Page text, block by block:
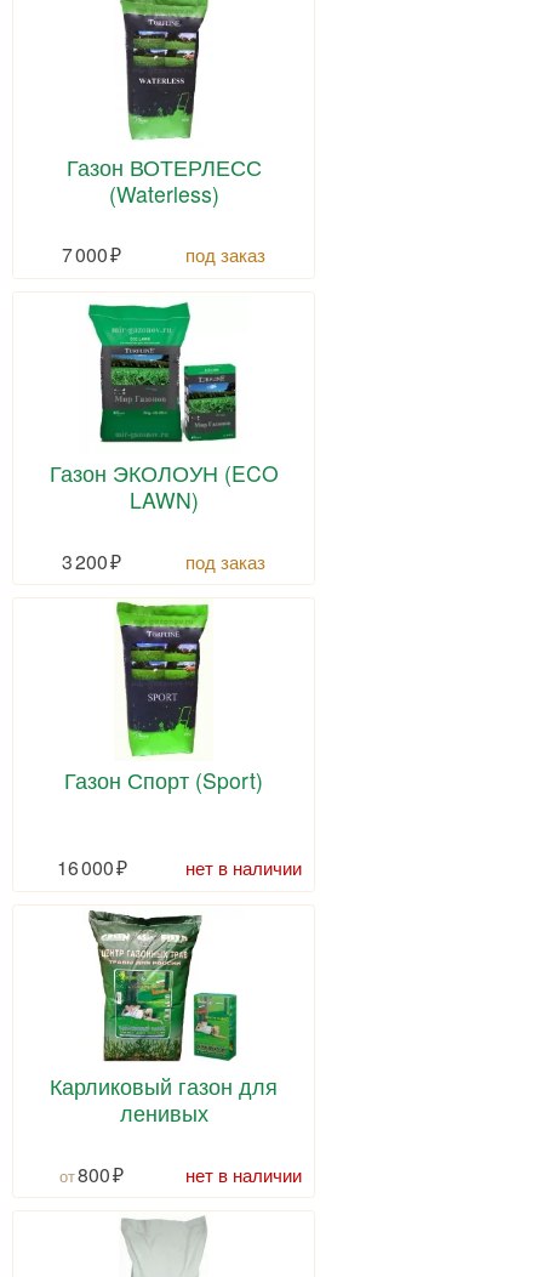
Газон ВОТЕРЛЕСС
(Waterless)
7 000 под заказ
Газон ЭКОЛОУН (ECO
LAWN)
3 200 под заказ
Газон Спорт (Sport)
16 000 нет в наличии
Карликовый газон для
ленивых
800 нет в наличии